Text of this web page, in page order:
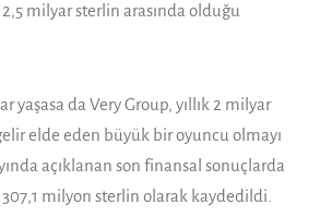
milyar sterlin arasında olduğu
yaşasa da Very Group, yıllık 2 milyar
elde eden büyük bir oyuncu olmayı
açıklanan son finansal sonuçlarda
milyon sterlin olarak kaydedildi.